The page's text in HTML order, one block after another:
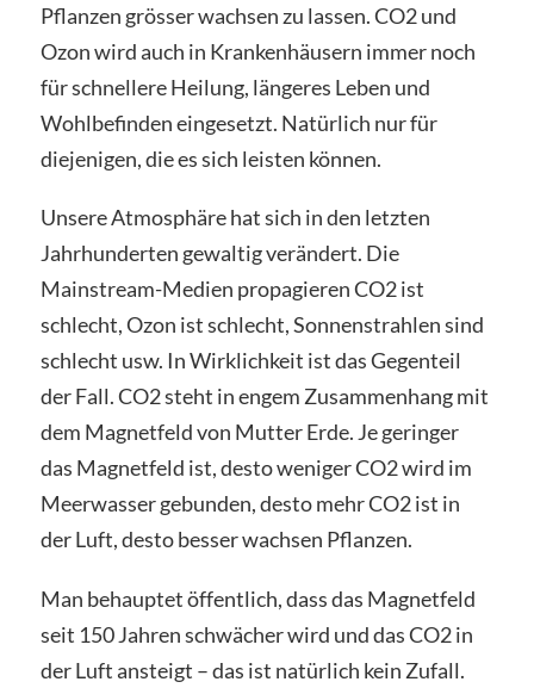
Pflanzen grösser wachsen zu lassen. CO2 und
Ozon wird auch in Krankenhäusern immer noch
für schnellere Heilung, längeres Leben und
Wohlbefinden eingesetzt. Natürlich nur für
diejenigen, die es sich leisten können.
Unsere Atmosphäre hat sich in den letzten
Jahrhunderten gewaltig verändert. Die
Mainstream-Medien propagieren CO2 ist
schlecht, Ozon ist schlecht, Sonnenstrahlen sind
schlecht usw. In Wirklichkeit ist das Gegenteil
der Fall. CO2 steht in engem Zusammenhang mit
dem Magnetfeld von Mutter Erde. Je geringer
das Magnetfeld ist, desto weniger CO2 wird im
Meerwasser gebunden, desto mehr CO2 ist in
der Luft, desto besser wachsen Pflanzen.
Man behauptet öffentlich, dass das Magnetfeld
seit 150 Jahren schwächer wird und das CO2 in
der Luft ansteigt – das ist natürlich kein Zufall.